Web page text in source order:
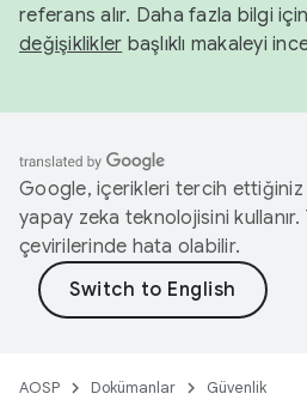
referans alır. Daha fazla bilgi
değişiklikler başlıklı makaleyi
Google, içerikleri tercih ettiğiniz
yapay zeka teknolojisini kullanır.
çevirilerinde hata olabilir.
AOSP Dokümanlar Güvenlik